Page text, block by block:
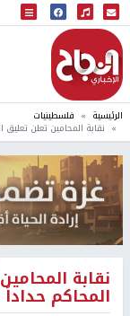
البث المباشر
إذاعة النجاح
الرئيسية فلسطينيات
نقابة المحامين تعلن
نقابة
المحاكم